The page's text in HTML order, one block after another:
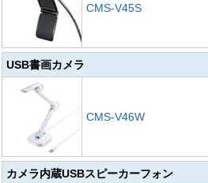
CMS-V45S
USB書画カメラ
CMS-V46W
カメラ内蔵USBスピーカーフォン